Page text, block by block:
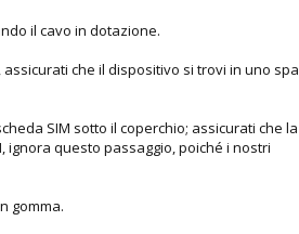
il cavo in dotazione.
che il dispositivo si trovi in uno
SIM sotto il coperchio; assicurati che la
ignora questo passaggio, poiché i nostri
gomma.